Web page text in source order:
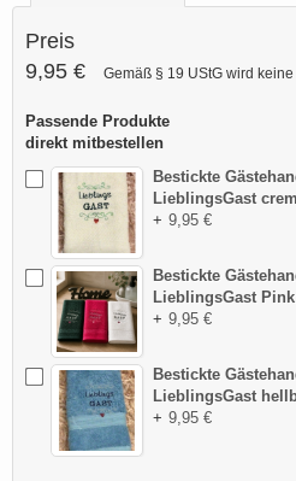
Preis
9,95 €
Gemäß § 19 UStG wird
Passende Produkte
direkt mitbestellen
Bestickte
LieblingsGast
+ 9,95 €
Bestickte
LieblingsGast Pink
+ 9,95 €
Bestickte
LieblingsGast
+ 9,95 €